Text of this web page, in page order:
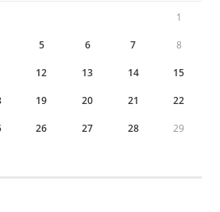
1
5 6 7 8
12 13 14 15
19 20 21 22
26 27 28 29